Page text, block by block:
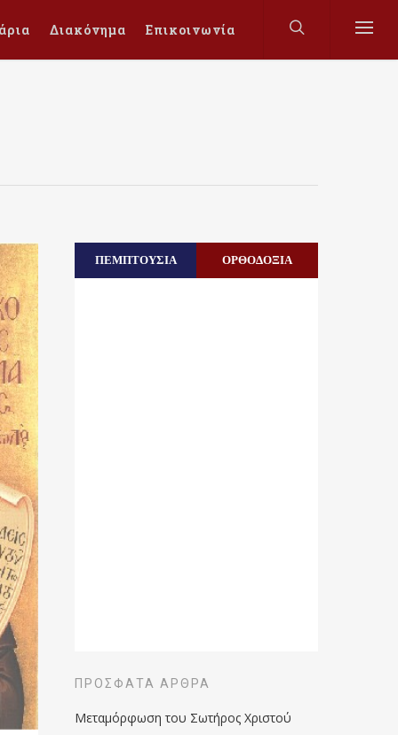
Διακόνημα Επικοινωνία
ΠΕΜΠΤΟΥΣΙΑ ΟΡΘΟΔΟΞΙΑ
ΠΡΌΣΦΑΤΑ ΆΡΘΡΑ
Μεταμόρφωση του Σωτήρος Χριστού